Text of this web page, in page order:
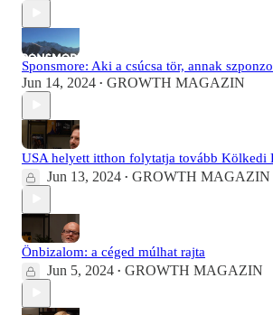
Sponsmore: Aki a csúcsa tör, annak
Jun 14, 2024 • GROWTH MAGAZIN
USA helyett itthon folytatja tovább Kölkedi
Jun 13, 2024 • GROWTH MAGAZIN
Önbizalom: a céged múlhat rajta
Jun 5, 2024 • GROWTH MAGAZIN